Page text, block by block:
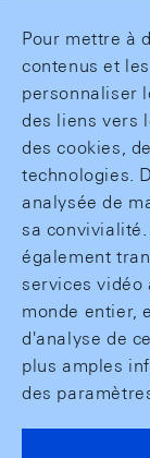
Pour mettre à
contenus et
personnaliser
des liens vers
des cookies,
technologies.
analysée de
sa
également
services vidéo
monde entier,
d'analyse de
plus amples
des